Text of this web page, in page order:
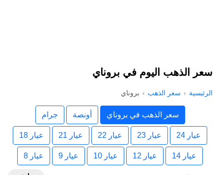
سعر الذهب اليوم في بروناي
الرئيسية سعر الذهب بروناي
سعر الذهب في بروناي أونصة جرام
عيار 24 عيار 23 عيار 22 عيار 21 عيار 18
عيار 14 عيار 12 عيار 10 عيار 9 عيار 8